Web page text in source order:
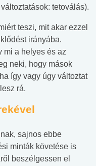
tetoválás).
teszi, mit akar ezzel
irányába.
mi a helyes és az
neki, hogy mások
így vagy úgy változtat
rá.
sajnos ebbe
minták követése is
beszélgessen el